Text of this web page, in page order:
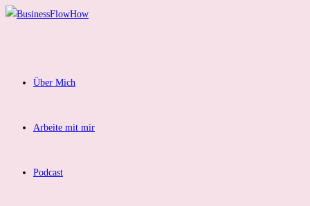
Zum
Über Mich
Arbeite mit mir
Podcast